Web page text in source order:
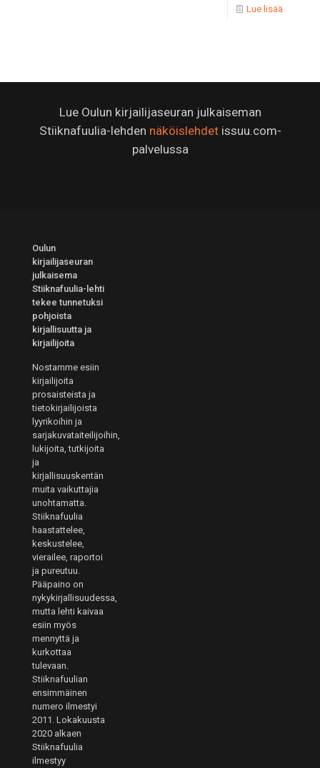
Lue lisää
Lue Oulun kirjailijaseuran julkaiseman
Stiiknafuulia-lehden näköislehdetissuu.com-
palvelussa
Oulun
kirjailijaseuran
julkaisema
Stiiknafuulia-lehti
tekee tunnetuksi
pohjoista
kirjallisuutta ja
kirjailijoita
Nostamme esiin
kirjailijoita
prosaisteista ja
tietokirjailijoista
lyyrikoihin ja
sarjakuvataiteilijoihin,
lukijoita, tutkijoita
ja
kirjallisuuskentän
muita vaikuttajia
unohtamatta.
Stiiknafuulia
haastattelee,
keskustelee,
vierailee, raportoi
ja pureutuu.
Pääpaino on
nykykirjallisuudessa,
mutta lehti kaivaa
esiin myös
mennyttä ja
kurkottaa
tulevaan.
Stiiknafuulian
ensimmäinen
numero ilmestyi
2011. Lokakuusta
2020 alkaen
Stiiknafuulia
ilmestyy